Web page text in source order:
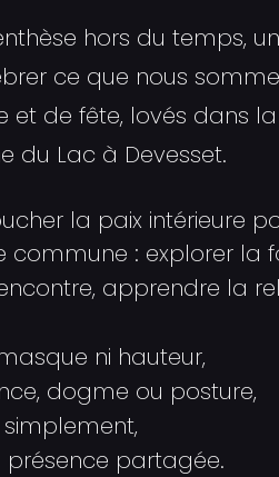
hors du temps,
ce que nous
et de fête, lovés dans
du Lac à Devesset.
la paix intérieure
commune : explorer la
apprendre la
ni hauteur,
dogme ou posture,
simplement,
partagée.